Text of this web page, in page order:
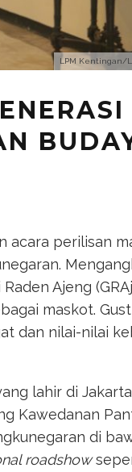
LPM Kentingan/
acara perilisan
Ajeng
maskot.
dan nilai-nilai
lahir di
Kawedanan
di
roadshow